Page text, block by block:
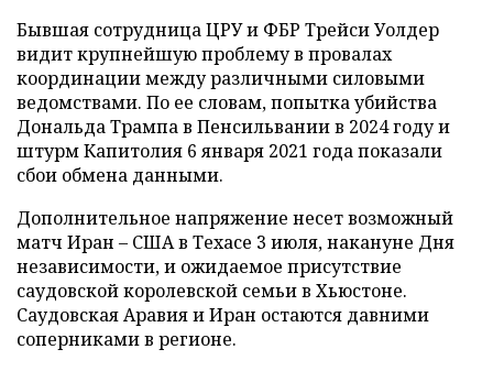
Бывшая сотрудница ЦРУ и ФБР Трейси Уолдер
видит крупнейшую проблему в провалах
координации между различными силовыми
ведомствами. По ее словам, попытка убийства
Дональда Трампа в Пенсильвании в 2024 году и
штурм Капитолия 6 января 2021 года показали
сбои обмена данными.
Дополнительное напряжение несет возможный
матч Иран – США в Техасе 3 июля, накануне Дня
независимости, и ожидаемое присутствие
саудовской королевской семьи в Хьюстоне.
Саудовская Аравия и Иран остаются давними
соперниками в регионе.